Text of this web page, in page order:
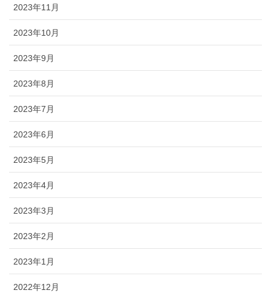
2023年11月
2023年10月
2023年9月
2023年8月
2023年7月
2023年6月
2023年5月
2023年4月
2023年3月
2023年2月
2023年1月
2022年12月